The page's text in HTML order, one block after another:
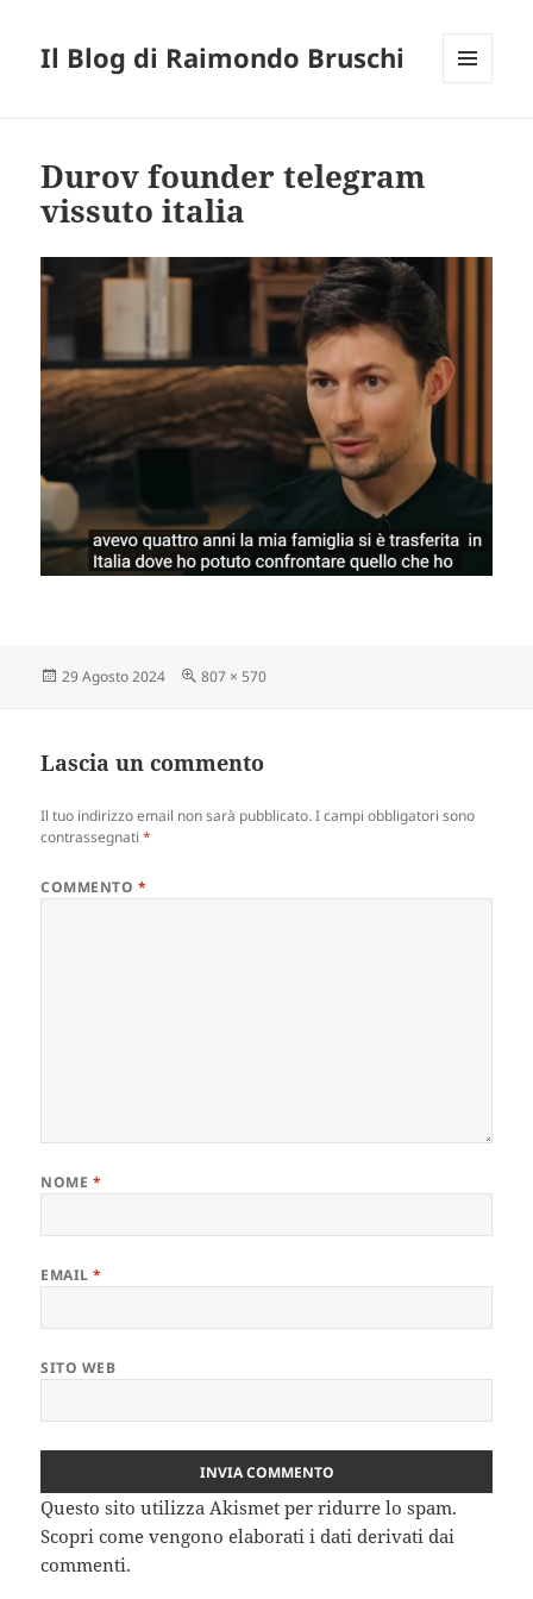
Il Blog di Raimondo Bruschi
Durov founder telegram
vissuto italia
Scritto
29 Agosto 2024
Dimensione
807 × 570
Lascia un commento
Il tuo indirizzo email non sarà pubblicato. I campi obbligatori sono
contrassegnati*
COMMENTO *
NOME *
EMAIL*
SITO WEB
Questo sito utilizza Akismet per ridurre lo spam.
Scopri come vengono elaborati i dati derivati dai
commenti.